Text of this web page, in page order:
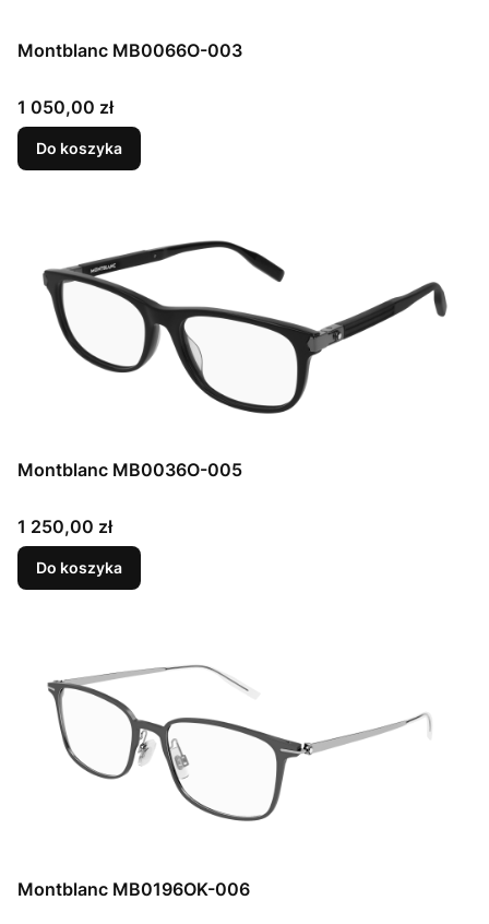
Montblanc MB0066O-003
Cena
1 050,00 zł
Do koszyka
Montblanc MB0036O-005
Cena
1 250,00 zł
Do koszyka
Montblanc MB0196OK-006